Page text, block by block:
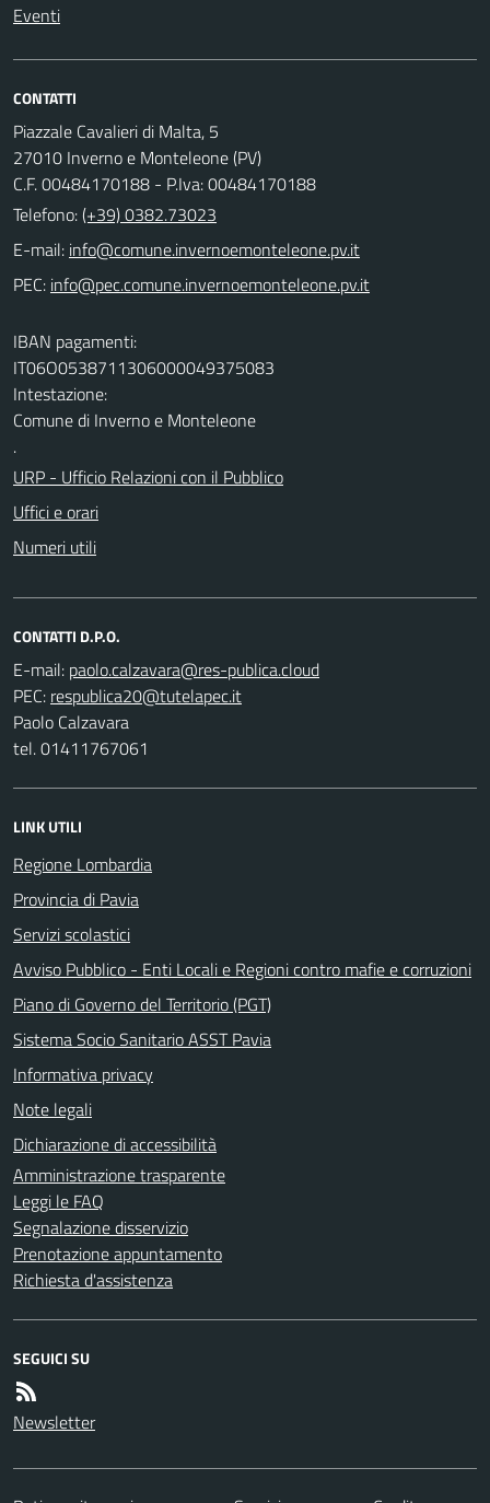
Eventi
CONTATTI
Piazzale Cavalieri di Malta, 5
27010 Inverno e Monteleone (PV)
C.F. 00484170188 - P.Iva: 00484170188
Telefono:(+39) 0382.73023
E-mail:
PEC:
IBAN pagamenti:
IT06O0538711306000049375083
Intestazione:
Comune di Inverno e Monteleone
.
URP - Ufficio Relazioni con il Pubblico
Uffici e orari
Numeri utili
CONTATTI D.P.O.
E-mail:
PEC:
Paolo Calzavara
tel. 01411767061
LINK UTILI
Regione Lombardia
Provincia di Pavia
Servizi scolastici
Avviso Pubblico - Enti Locali e Regioni contro mafie e corruzioni
Piano di Governo del Territorio (PGT)
Sistema Socio Sanitario ASST Pavia
Informativa privacy
Note legali
Dichiarazione di accessibilità
Amministrazione trasparente
Leggi le FAQ
Segnalazione disservizio
Prenotazione appuntamento
Richiesta d'assistenza
SEGUICI SU
Newsletter